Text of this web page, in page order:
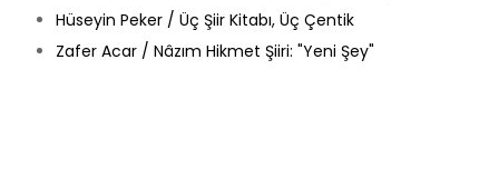
Hüseyin Peker / Üç Şiir Kitabı, Üç Çentik
Zafer Acar / Nâzım Hikmet Şiiri: "Yeni Şey"